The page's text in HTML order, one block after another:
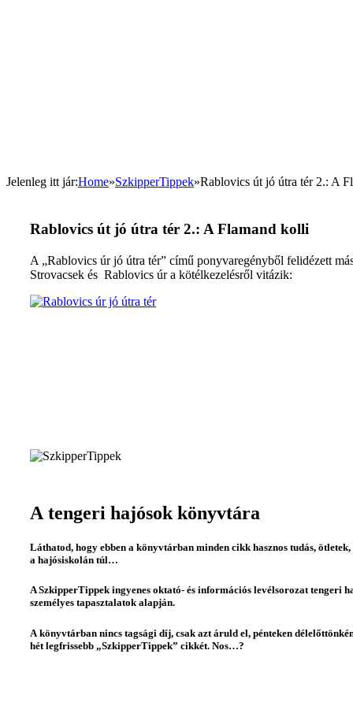
Jelenleg itt jár:Home»SzkipperTippek»Rablovics út jó útra tér 2.: A
Rablovics út jó útra tér 2.: A Flamand kolli
A „Rablovics úr jó útra tér” című ponyvaregényből felidézett
Strovacsek és Rablovics úr a kötélkezelésről vitázik:
A tengeri hajósok könyvtára
Láthatod, hogy ebben a könyvtárban minden cikk hasznos tudás, ötletek,
a hajósiskolán túl…
A SzkipperTippek ingyenes oktató- és információs levélsorozat tengeri
személyes tapasztalatok alapján.
A könyvtárban nincs tagsági díj, csak azt áruld el, pénteken
hét legfrissebb „SzkipperTippek” cikkét. Nos…?